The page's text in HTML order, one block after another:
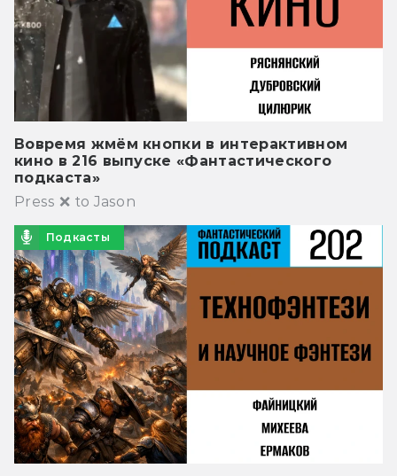
Вовремя жмём кнопки в интерактивном
кино в 216 выпуске «Фантастического
подкаста»
Press ❌ to Jason
Подкасты